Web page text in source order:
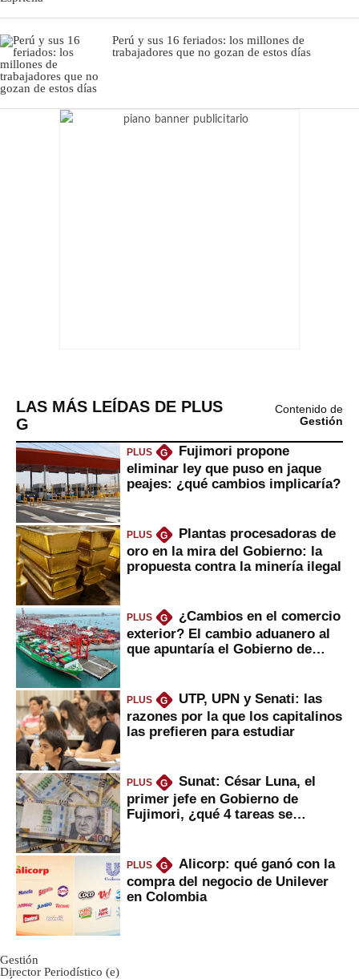
Perú y sus 16 feriados: los millones de
trabajadores que no gozan de estos días
LAS MÁS LEÍDAS DE PLUS
G
Contenido de
Gestión
PLUS G
Fujimori propone
eliminar ley que puso en jaque
peajes: ¿qué cambios implicaría?
PLUS G
Plantas procesadoras de
oro en la mira del Gobierno: la
propuesta contra la minería ilegal
PLUS G
¿Cambios en el comercio
exterior? El cambio aduanero al
que apuntaría el Gobierno de
PLUS G
UTP, UPN y Senati: las
razones por la que los capitalinos
las prefieren para estudiar
PLUS G
Sunat: César Luna, el
primer jefe en Gobierno de
Fujimori, ¿qué 4 tareas se
PLUS G
Alicorp: qué ganó con la
compra del negocio de Unilever
en Colombia
Gestión
Director Periodístico (e)